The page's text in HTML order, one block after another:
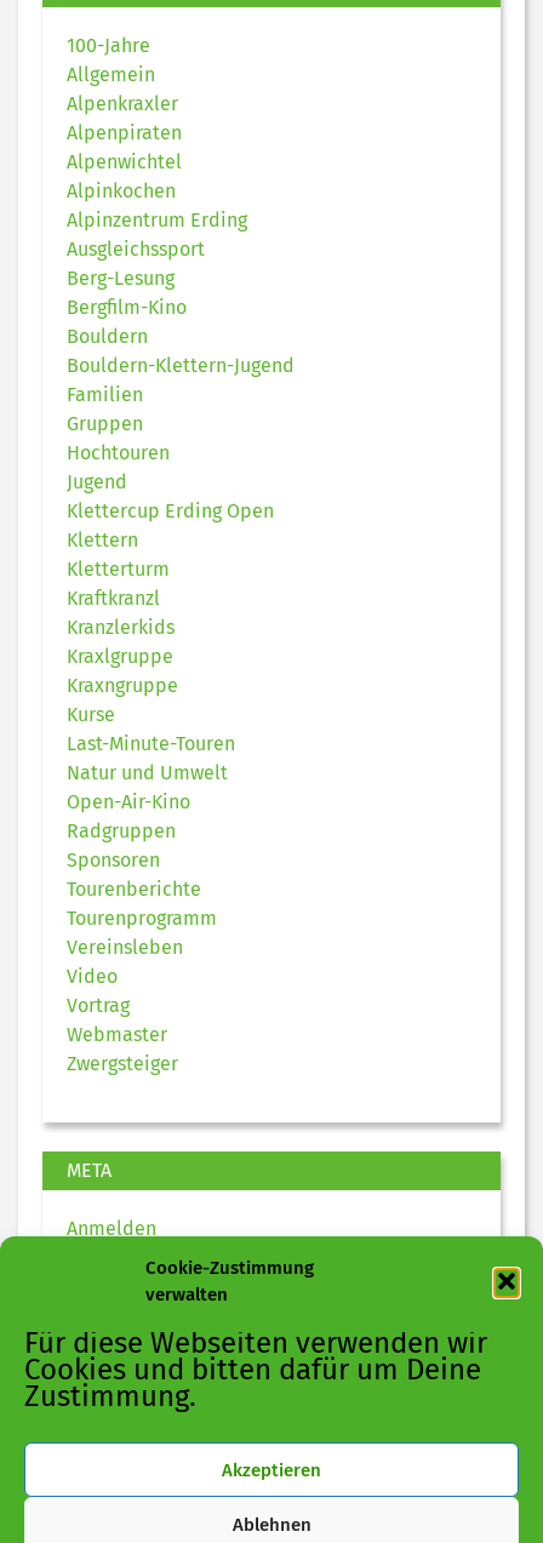
Cookie-Zustimmung
verwalten
Für diese Webseiten verwenden wir
Cookies und bitten dafür um Deine
Zustimmung.
Akzeptieren
Ablehnen
100-Jahre
Allgemein
Alpenkraxler
Alpenpiraten
Alpenwichtel
Alpinkochen
Alpinzentrum Erding
Ausgleichssport
Berg-Lesung
Bergfilm-Kino
Bouldern
Bouldern-Klettern-Jugend
Familien
Gruppen
Hochtouren
Jugend
Klettercup Erding Open
Klettern
Kletterturm
Kraftkranzl
Kranzlerkids
Kraxlgruppe
Kraxngruppe
Kurse
Last-Minute-Touren
Natur und Umwelt
Open-Air-Kino
Radgruppen
Sponsoren
Tourenberichte
Tourenprogramm
Vereinsleben
Video
Vortrag
Webmaster
Zwergsteiger
META
Anmelden
Eintrags-Feed
Kommentar-Feed